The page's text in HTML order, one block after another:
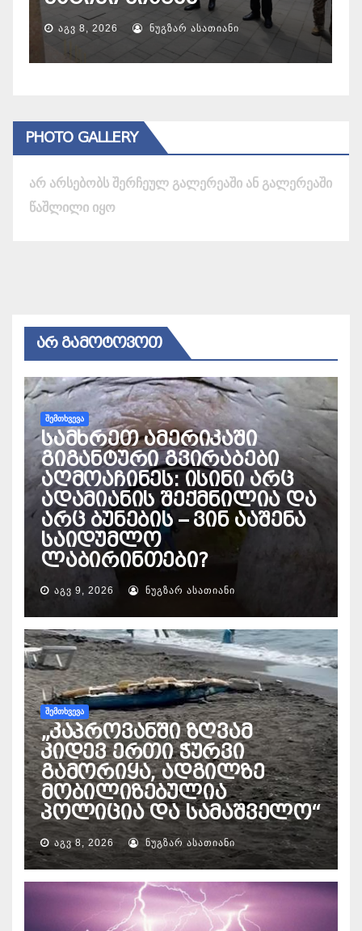
ᲐᲒᲕ 9, 2026 ᲜᲣᲒᲖᲐᲠ ᲐᲡᲐᲗᲘᲐᲜᲘ
PHOTO GALLERY
არ არსებობს შერჩეულ გალერეაში ან გალერეაში
წაშლილი იყო
ᲐᲠ ᲒᲐᲛᲝᲢᲝᲕᲝᲗ
ᲨᲔᲛᲗᲮᲕᲔᲕᲐ
სამხრეთ ამერიკაში
გიგანტური გვირაბები
აღმოაჩინეს: ისინი არც
ადამიანის შექმნილია და
არც ბუნების – ვინ ააშენა
საიდუმლო
ლაბირინთები?
ᲐᲒᲕ 9, 2026 ᲜᲣᲒᲖᲐᲠ ᲐᲡᲐᲗᲘᲐᲜᲘ
ᲨᲔᲛᲗᲮᲕᲔᲕᲐ
„კაპროვანში ზღვამ
კიდევ ერთი ჭურვი
გამორიყა, ადგილზე
მობილიზებულია
პოლიცია და სამაშველო“
ᲐᲒᲕ 8, 2026 ᲜᲣᲒᲖᲐᲠ ᲐᲡᲐᲗᲘᲐᲜᲘ